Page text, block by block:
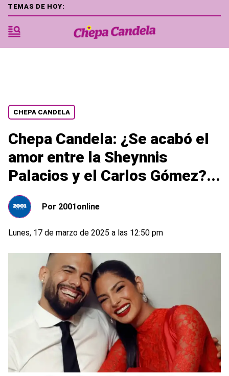
CHEPA CANDELA
Chepa Candela: ¿Se acabó el
amor entre la Sheynnis
Palacios y el Carlos Gómez?...
Por 2001online
Lunes, 17 de marzo de 2025 a las 12:50 pm
TEMAS DE HOY: